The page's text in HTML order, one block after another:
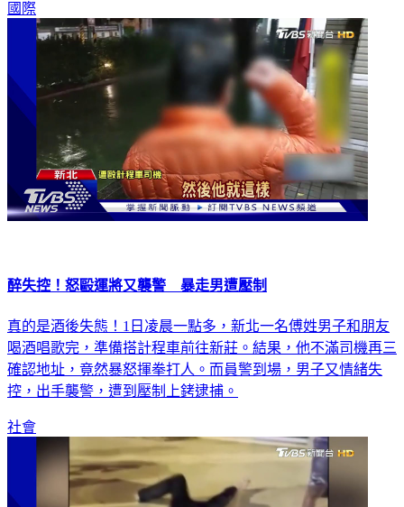
國際
醉失控！怒毆運將又襲警 暴走男遭壓制
真的是酒後失態！1日凌晨一點多，新北一名傅姓男子和朋友
喝酒唱歌完，準備搭計程車前往新莊。結果，他不滿司機再三
確認地址，竟然暴怒揮拳打人。而員警到場，男子又情緒失
控，出手襲警，遭到壓制上銬逮捕。
社會